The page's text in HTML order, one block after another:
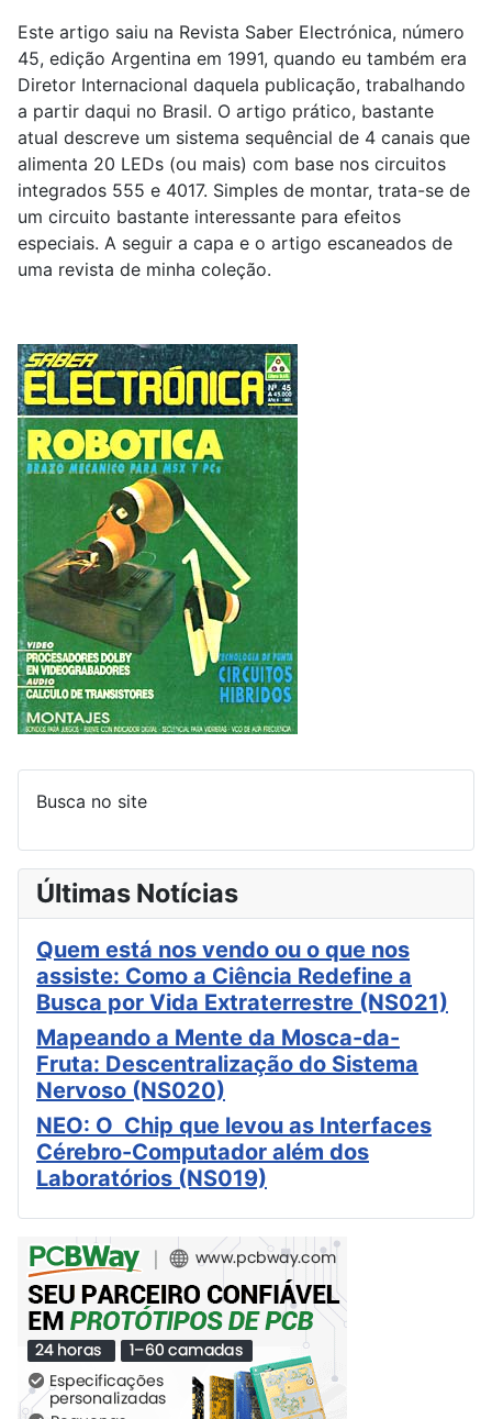
Este artigo saiu na Revista Saber Electrónica, número
45, edição Argentina em 1991, quando eu também era
Diretor Internacional daquela publicação, trabalhando
a partir daqui no Brasil. O artigo prático, bastante
atual descreve um sistema sequêncial de 4 canais que
alimenta 20 LEDs (ou mais) com base nos circuitos
integrados 555 e 4017. Simples de montar, trata-se de
um circuito bastante interessante para efeitos
especiais. A seguir a capa e o artigo escaneados de
uma revista de minha coleção.
Busca no site
Últimas Notícias
Quem está nos vendo ou o que nos
assiste: Como a Ciência Redefine a
Busca por Vida Extraterrestre (NS021)
Mapeando a Mente da Mosca-da-
Fruta: Descentralização do Sistema
Nervoso (NS020)
NEO: O Chip que levou as Interfaces
Cérebro-Computador além dos
Laboratórios (NS019)